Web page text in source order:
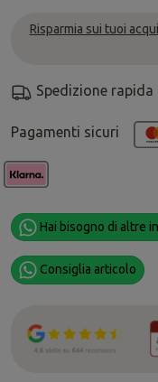
Risparmia sui tuoi
Spedizione
Pagamenti sicuri
Hai bisogno di altre
Consiglia articolo